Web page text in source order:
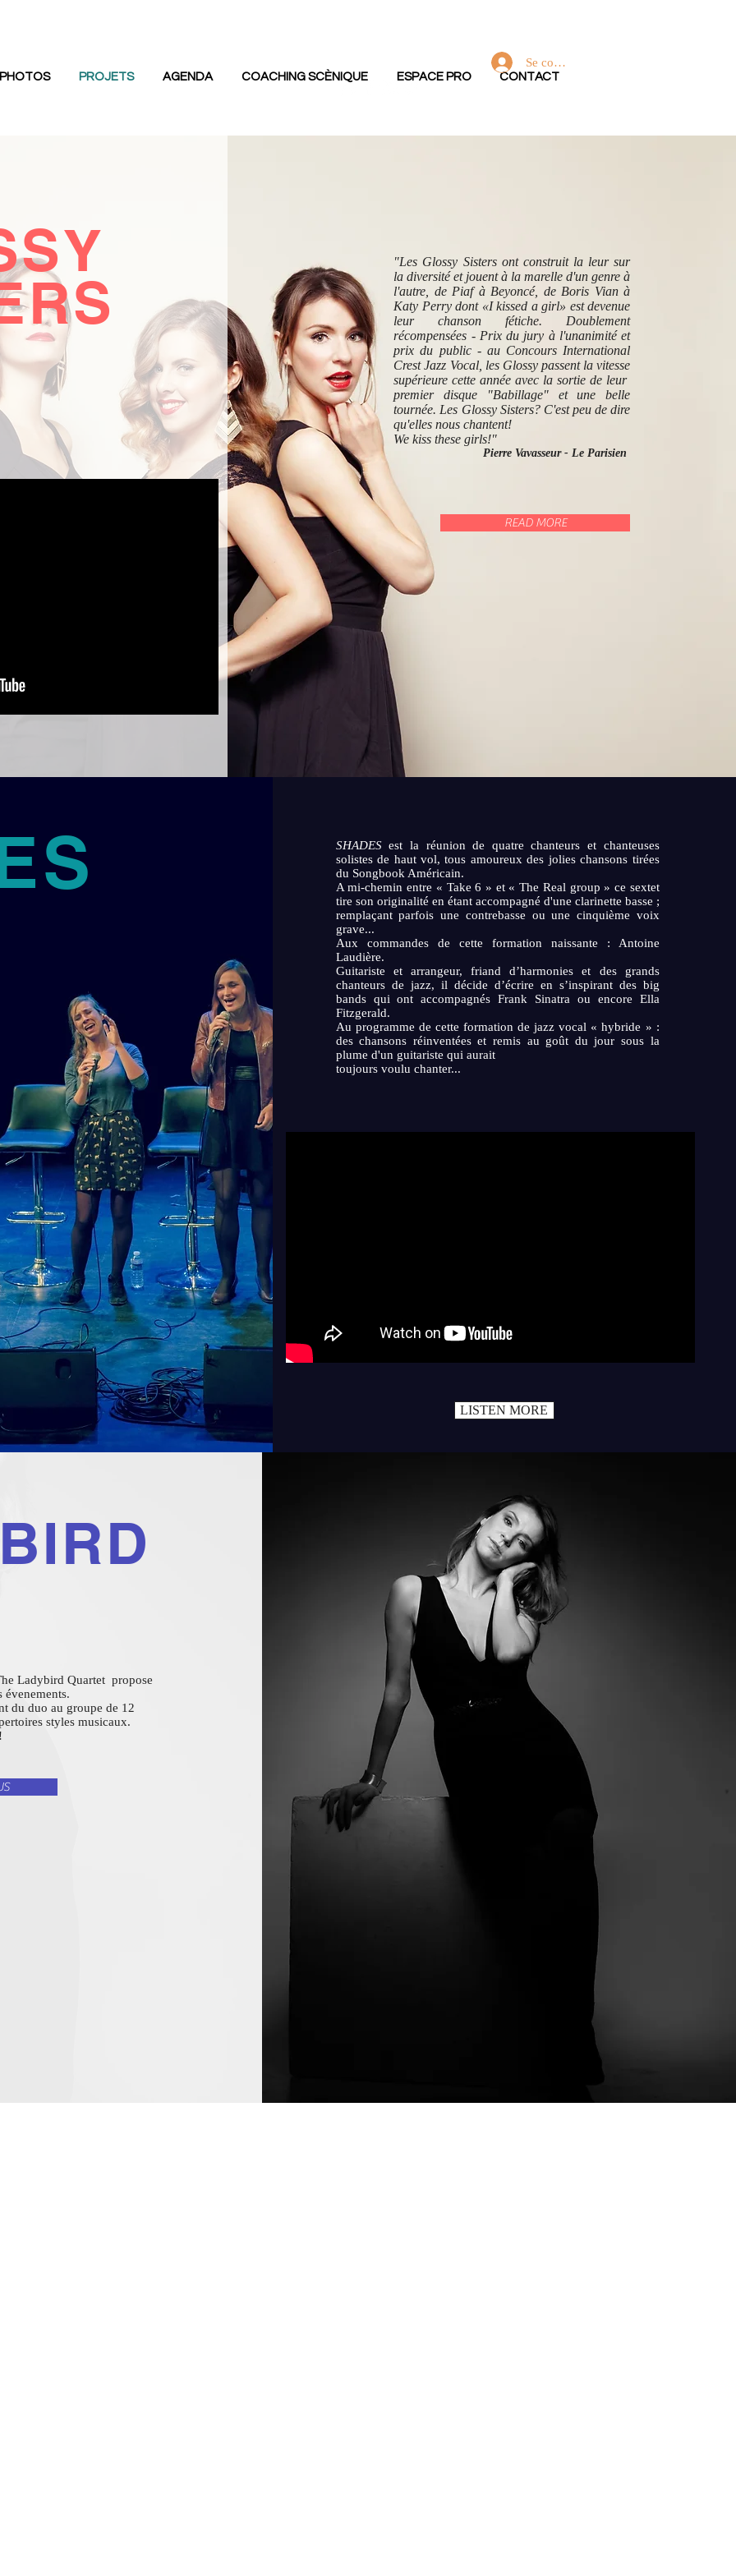
PROJETS AGENDA COACHING SCÈNIQUE ESPACE PRO CONTACT
Se connecter
"Les Glossy Sisters ont construit la leur sur
la diversité et jouent à la marelle d'un genre à
l'autre, de Piaf à Beyoncé, de Boris Vian à
Katy Perry dont «I kissed a girl» est devenue
leur chanson fétiche. Doublement
récompensées - Prix du jury à l'unanimité et
prix du public - au Concours International
Crest Jazz Vocal, les Glossy passent la vitesse
supérieure cette année avec la sortie de leur
premier disque "Babillage" et une belle
tournée. Les Glossy Sisters? C'est peu de dire
qu'elles nous chantent!
We kiss these girls!"
Pierre Vavasseur - Le Parisien
READ MORE
SHADESest la réunion de quatre chanteurs et chanteuses
solistes de haut vol, tous amoureux des jolies chansons tirées
du Songbook Américain.
A mi-chemin entre « Take 6 » et « The Real group » ce sextet
tire son originalité en étant accompagné d'une clarinette basse ;
remplaçant parfois une contrebasse ou une cinquième voix
grave...
Aux commandes de cette formation naissante : Antoine
Laudière.
Guitariste et arrangeur, friand d’harmonies et des grands
chanteurs de jazz, il décide d’écrire en s’inspirant des big
bands qui ont accompagnés Frank Sinatra ou encore Ella
Fitzgerald.
Au programme de cette formation de jazz vocal « hybride » :
des chansons réinventées et remis au goût du jour sous la
plume d'un guitariste qui aurait
toujours voulu chanter...
LISTEN MORE
Ladybird Quartet propose
du duo au groupe de 12
styles musicaux.